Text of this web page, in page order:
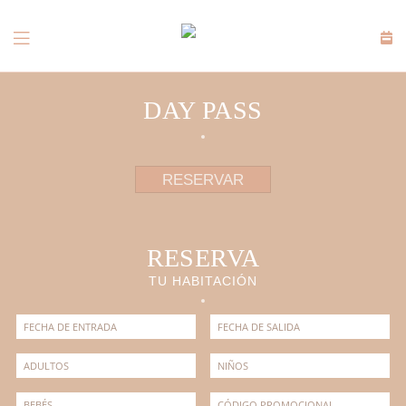
DAY PASS
RESERVAR
RESERVA
TU HABITACIÓN